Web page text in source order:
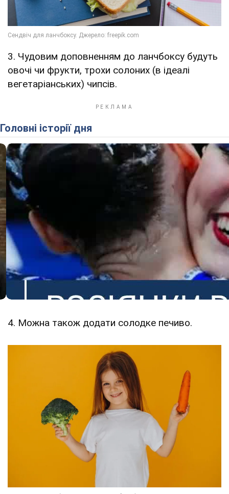
3. Чудовим доповненням до ланчбоксу будуть
овочі чи фрукти, трохи солоних (в ідеалі
вегетаріанських) чипсів.
Головні історії дня
4. Можна також додати солодке печиво.